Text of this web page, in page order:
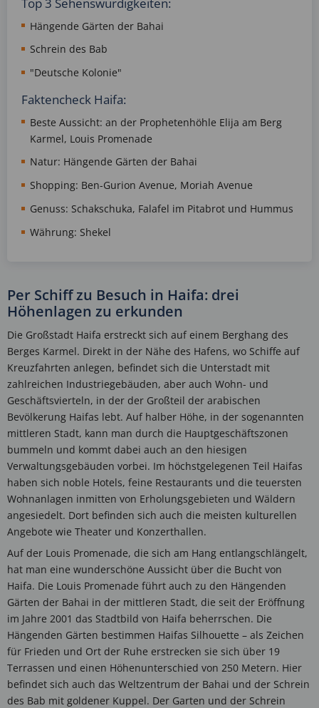
Top 3 Sehenswürdigkeiten:
Hängende Gärten der Bahai
Schrein des Bab
"Deutsche Kolonie"
Faktencheck Haifa:
Beste Aussicht: an der Prophetenhöhle Elija am Berg
Karmel, Louis Promenade
Natur: Hängende Gärten der Bahai
Shopping: Ben-Gurion Avenue, Moriah Avenue
Genuss: Schakschuka, Falafel im Pitabrot und Hummus
Währung: Shekel
Per Schiff zu Besuch in Haifa: drei
Höhenlagen zu erkunden
Die Großstadt Haifa erstreckt sich auf einem Berghang des
Berges Karmel. Direkt in der Nähe des Hafens, wo Schiffe auf
Kreuzfahrten anlegen, befindet sich die Unterstadt mit
zahlreichen Industriegebäuden, aber auch Wohn- und
Geschäftsvierteln, in der der Großteil der arabischen
Bevölkerung Haifas lebt. Auf halber Höhe, in der sogenannten
mittleren Stadt, kann man durch die Hauptgeschäftszonen
bummeln und kommt dabei auch an den hiesigen
Verwaltungsgebäuden vorbei. Im höchstgelegenen Teil Haifas
haben sich noble Hotels, feine Restaurants und die teuersten
Wohnanlagen inmitten von Erholungsgebieten und Wäldern
angesiedelt. Dort befinden sich auch die meisten kulturellen
Angebote wie Theater und Konzerthallen.
Auf der Louis Promenade, die sich am Hang entlangschlängelt,
hat man eine wunderschöne Aussicht über die Bucht von
Haifa. Die Louis Promenade führt auch zu den Hängenden
Gärten der Bahai in der mittleren Stadt, die seit der Eröffnung
im Jahre 2001 das Stadtbild von Haifa beherrschen. Die
Hängenden Gärten bestimmen Haifas Silhouette – als Zeichen
für Frieden und Ort der Ruhe erstrecken sie sich über 19
Terrassen und einen Höhenunterschied von 250 Metern. Hier
befindet sich auch das Weltzentrum der Bahai und der Schrein
des Bab mit goldener Kuppel. Der Garten und der Schrein